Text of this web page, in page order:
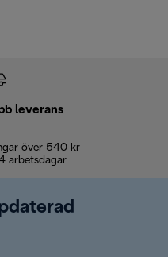
leverans
över 540 kr
arbetsdagar